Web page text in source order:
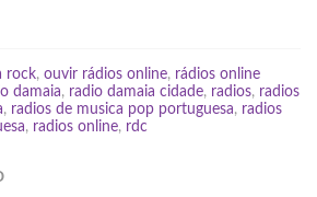
rock, ouvir rádios online, rádios online
damaia, radio damaia cidade, radios, radios
, radios de musica pop portuguesa, radios
, radios online, rdc